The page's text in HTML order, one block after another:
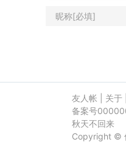
友人帐 关于|
备案号
秋天不回来
Copyright ©